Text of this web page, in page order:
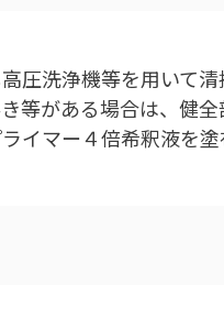
圧洗浄機等を用いて清
等がある場合は、健全
イマー４倍希釈液を塗